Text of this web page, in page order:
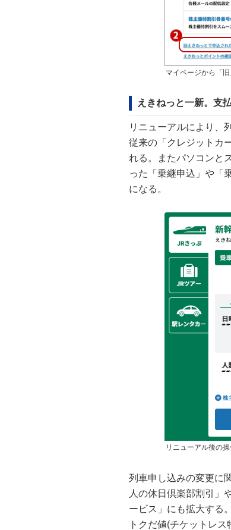
マイページから「
えきねっと一新。支
リニューアルにより、
従来の「クレジットカ
れる。またパソコンと
った「乗継申込」や「
になる。
リニューアル後の
列車申し込みの変更に
人の休日倶楽部割引」
ービス」にも拡大する
トクだ値(チケットレ